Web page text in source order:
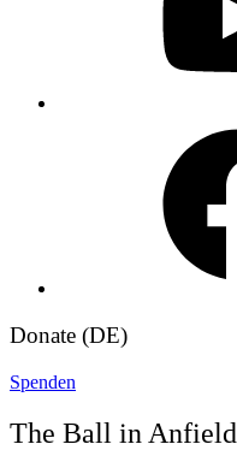
Donate (DE)
Spenden
The Ball in Anfield